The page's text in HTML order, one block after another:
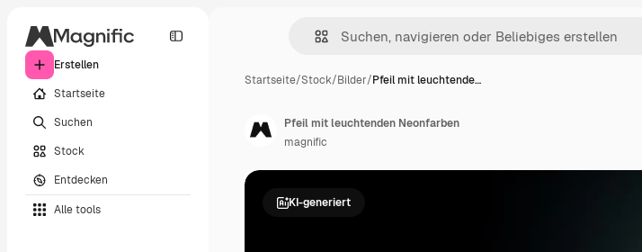
Erstellen
Startseite
Suchen
Stock
Entdecken
Alle tools
Startseite/Stock/Bilder/Pfeil mit leuchtende…
KI-generiert
Pfeil mit leuchtenden Neonfarben
magnific